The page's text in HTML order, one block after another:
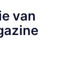
van